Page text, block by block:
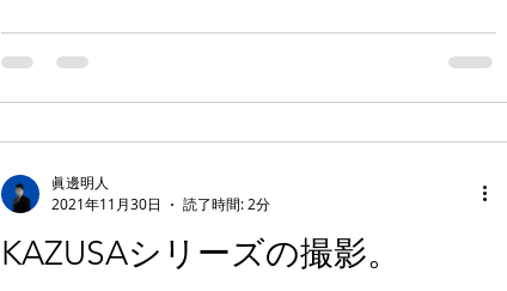
KAZUSAシリーズの撮影。
眞邊明人
2021年11月30日
読了時間: 2分